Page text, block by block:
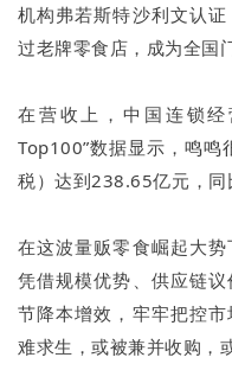
机构弗若斯特沙利文认
过老牌零食店，成为全国
在营收上，中国连锁
Top100”数据显示，鸣
税）达到238.65亿元，同
在这波量贩零食崛起大
凭借规模优势、供应链
节降本增效，牢牢把控
难求生，或被兼并收购，